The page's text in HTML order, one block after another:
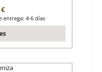
entrega: 4-6 días